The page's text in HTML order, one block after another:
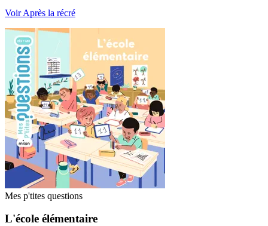
Voir Après la récré
Mes p'tites questions
L'école élémentaire